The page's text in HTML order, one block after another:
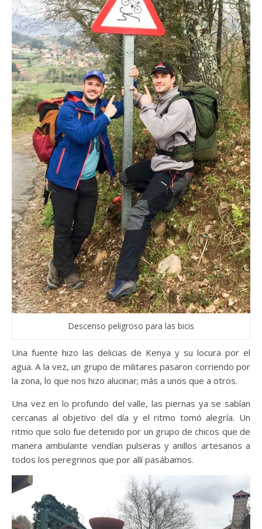
Descenso peligroso para las bicis
Una fuente hizo las delicias de Kenya y su locura por el
agua. A la vez, un grupo de militares pasaron corriendo por
la zona, lo que nos hizo alucinar; más a unos que a otros.
Una vez en lo profundo del valle, las piernas ya se sabían
cercanas al objetivo del día y el ritmo tomó alegría. Un
ritmo que solo fue detenido por un grupo de chicos que de
manera ambulante vendían pulseras y anillos artesanos a
todos los peregrinos que por allí pasábamos.